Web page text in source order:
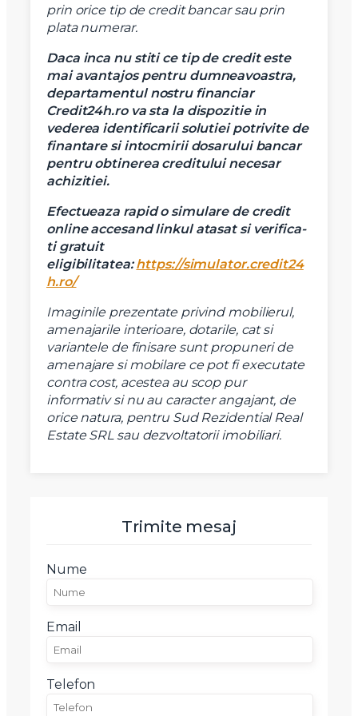
prin orice tip de credit bancar sau prin
plata numerar.
Daca inca nu stiti ce tip de credit este
mai avantajos pentru dumneavoastra,
departamentul nostru financiar
Credit24h.ro va sta la dispozitie in
vederea identificarii solutiei potrivite de
finantare si intocmirii dosarului bancar
pentru obtinerea creditului necesar
achizitiei.
Efectueaza rapid o simulare de credit
online accesand linkul atasat si verifica-
ti gratuit
eligibilitatea:https://simulator.credit24
h.ro/
Imaginile prezentate privind mobilierul,
amenajarile interioare, dotarile, cat si
variantele de finisare sunt propuneri de
amenajare si mobilare ce pot fi executate
contra cost, acestea au scop pur
informativ si nu au caracter angajant, de
orice natura, pentru Sud Rezidential Real
Estate SRL sau dezvoltatorii imobiliari.
Trimite mesaj
Nume
Email
Telefon
Vreau sa fiu contactat
Nume
Telefon
Email
Mesaj
Sunt de acord cu